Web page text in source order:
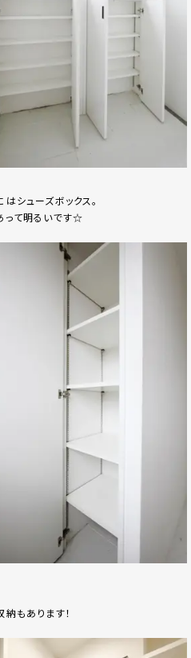
シューズボックス。
って明るいです☆
納もあります！